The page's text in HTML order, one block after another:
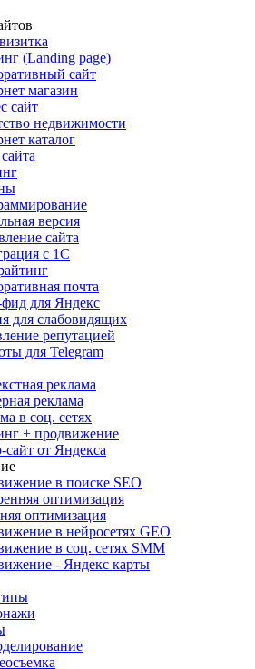
(Landing page)
сайт
магазин
сайт
недвижимости
каталог
версия
сайта
с 1С
почта
для Яндекс
для слабовидящих
репутацией
для Telegram
реклама
реклама
в соц. сетях
+ продвижение
сайт от Яндекса
в поиске SEO
оптимизация
оптимизация
в нейросетях GEO
в соц. сетях SMM
- Яндекс карты